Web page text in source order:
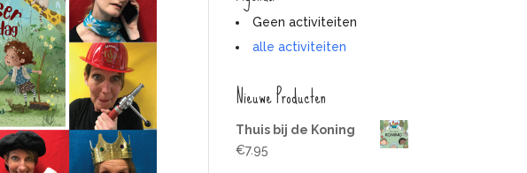
Geen activiteiten
alle activiteiten
Nieuwe Producten
Thuis bij de Koning
€7.95